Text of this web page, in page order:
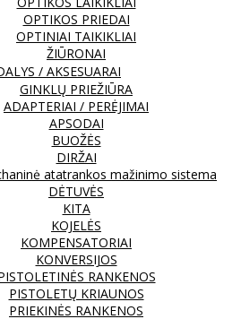
OPTIKOS PRIEDAI
OPTINIAI TAIKIKLIAI
ŽIŪRONAI
/ AKSESUARAI
GINKLŲ PRIEŽIŪRA
ADAPTERIAI / PERĖJIMAI
APSODAI
BUOŽĖS
DIRŽAI
atatrankos mažinimo sistema
DĖTUVĖS
KITA
KOJELĖS
KOMPENSATORIAI
KONVERSIJOS
RANKENOS
PISTOLETŲ KRIAUNOS
PRIEKINĖS RANKENOS